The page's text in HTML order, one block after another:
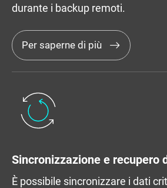
durante i backup remoti.
Per saperne di più
Sincronizzazione e recupero
È possibile sincronizzare i dati